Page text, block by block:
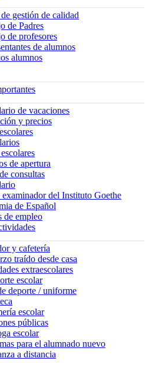
gestión de calidad
de Padres
de profesores
de alumnos
alumnos
de vacaciones
y precios
de apertura
consultas
examinador del Instituto Goethe
de Español
de empleo
y cafetería
traído desde casa
extraescolares
escolar
deporte / uniforme
escolar
públicas
escolar
para el alumnado nuevo
a distancia